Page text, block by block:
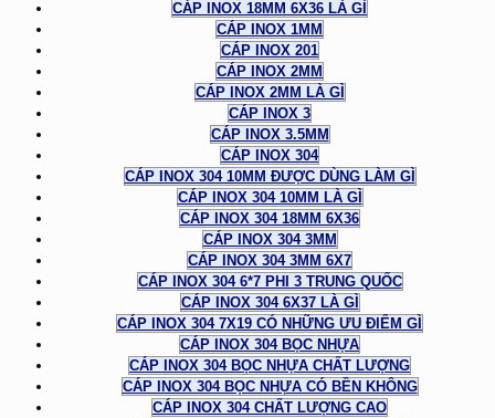
CÁP INOX 18MM 6X36 LÀ GÌ
CÁP INOX 1MM
CÁP INOX 201
CÁP INOX 2MM
CÁP INOX 2MM LÀ GÌ
CÁP INOX 3
CÁP INOX 3.5MM
CÁP INOX 304
CÁP INOX 304 10MM ĐƯỢC DÙNG LÀM GÌ
CÁP INOX 304 10MM LÀ GÌ
CÁP INOX 304 18MM 6X36
CÁP INOX 304 3MM
CÁP INOX 304 3MM 6X7
CÁP INOX 304 6*7 PHI 3 TRUNG QUỐC
CÁP INOX 304 6X37 LÀ GÌ
CÁP INOX 304 7X19 CÓ NHỮNG ƯU ĐIỂM GÌ
CÁP INOX 304 BỌC NHỰA
CÁP INOX 304 BỌC NHỰA CHẤT LƯỢNG
CÁP INOX 304 BỌC NHỰA CÓ BỀN KHÔNG
CÁP INOX 304 CHẤT LƯỢNG CAO